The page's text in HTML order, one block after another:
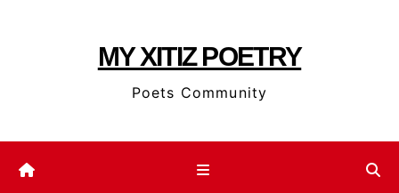
MY XITIZ POETRY
Poets Community